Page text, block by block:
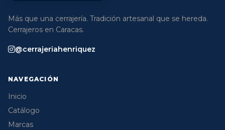
Más que una cerrajería. Tradición artesanal que se hereda.
Cerrajeros en Caracas.
@cerrajeriahenriquez
NAVEGACIÓN
Inicio
Catálogo
Marcas